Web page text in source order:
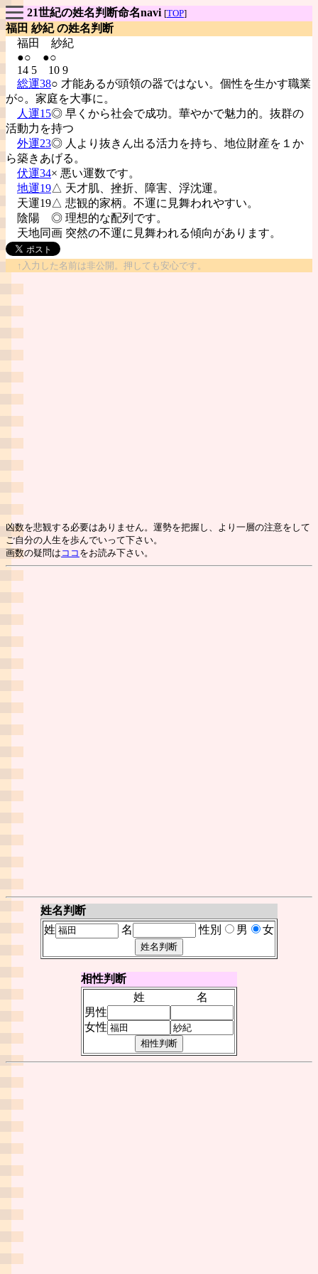
21世紀の姓名判断命名navi [TOP]
福田 紗紀 の姓名判断
福田 紗紀
●○ ●○
14 5 10 9
総運38○ 才能あるが頭領の器ではない。個性を生かす職業
が○。家庭を大事に。
人運15◎ 早くから社会で成功。華やかで魅力的。抜群の
活動力を持つ
外運23◎ 人より抜きん出る活力を持ち、地位財産を１か
ら築きあげる。
伏運34× 悪い運数です。
地運19△ 天才肌、挫折、障害、浮沈運。
天運19△ 悲観的家柄。不運に見舞われやすい。
陰陽 ◎ 理想的な配列です。
天地同画 突然の不運に見舞われる傾向があります。
↑入力した名前は非公開。押しても安心です。
凶数を悲観する必要はありません。運勢を把握し、より一層の注意をして
ご自分の人生を歩んでいって下さい。
画数の疑問は ココ をお読み下さい。
姓名判断
姓
名 性別 男 女
相性判断
姓
名
男性
女性